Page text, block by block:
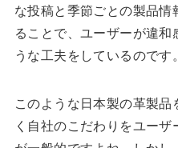
な投稿と季節ごとの製品
ることで、ユーザーが違
うな工夫をしているのです。
このような日本製の革製
く自社のこだわりをユー